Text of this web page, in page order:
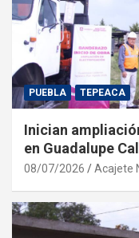
PUEBLA TEPEACA
Inician
en Guadalupe
08/07/2026 Acajete